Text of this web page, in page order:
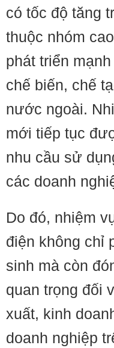
có tốc độ tăng
thuộc nhóm
phát triển
chế biến, chế
nước ngoài.
mới tiếp tục
nhu cầu sử
các doanh
Do đó, nhiệm
điện không chỉ
sinh mà còn
quan trọng đối
xuất, kinh
doanh nghiệp